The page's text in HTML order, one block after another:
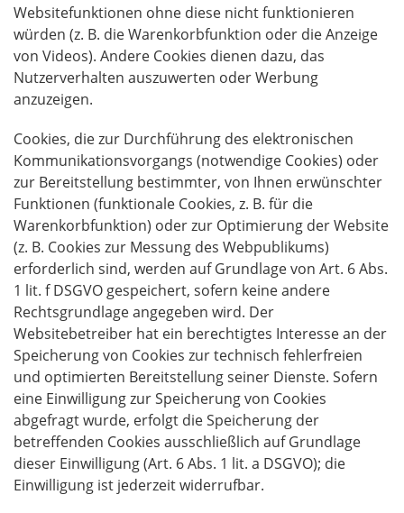
Websitefunktionen ohne diese nicht funktionieren
würden (z. B. die Warenkorbfunktion oder die Anzeige
von Videos). Andere Cookies dienen dazu, das
Nutzerverhalten auszuwerten oder Werbung
anzuzeigen.
Cookies, die zur Durchführung des elektronischen
Kommunikationsvorgangs (notwendige Cookies) oder
zur Bereitstellung bestimmter, von Ihnen erwünschter
Funktionen (funktionale Cookies, z. B. für die
Warenkorbfunktion) oder zur Optimierung der Website
(z. B. Cookies zur Messung des Webpublikums)
erforderlich sind, werden auf Grundlage von Art. 6 Abs.
1 lit. f DSGVO gespeichert, sofern keine andere
Rechtsgrundlage angegeben wird. Der
Websitebetreiber hat ein berechtigtes Interesse an der
Speicherung von Cookies zur technisch fehlerfreien
und optimierten Bereitstellung seiner Dienste. Sofern
eine Einwilligung zur Speicherung von Cookies
abgefragt wurde, erfolgt die Speicherung der
betreffenden Cookies ausschließlich auf Grundlage
dieser Einwilligung (Art. 6 Abs. 1 lit. a DSGVO); die
Einwilligung ist jederzeit widerrufbar.